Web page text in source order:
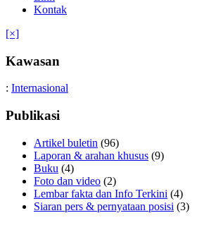
Kontak
[×]
Kawasan
: Internasional
Publikasi
Artikel buletin (96)
Laporan & arahan khusus (9)
Buku (4)
Foto dan video (2)
Lembar fakta dan Info Terkini (4)
Siaran pers & pernyataan posisi (3)